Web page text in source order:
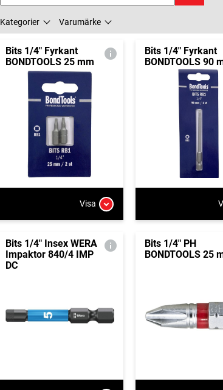
Kategorier Varumärke
Bits 1/4" Fyrkant
BONDTOOLS 25 mm
Visa
Bits 1/4" Fyrkant
BONDTOOLS 90
Bits 1/4" Insex WERA
Impaktor 840/4 IMP
DC
Bits 1/4" PH
BONDTOOLS 25